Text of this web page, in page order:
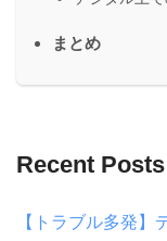
まとめ
Recent Posts
【トラブル多発